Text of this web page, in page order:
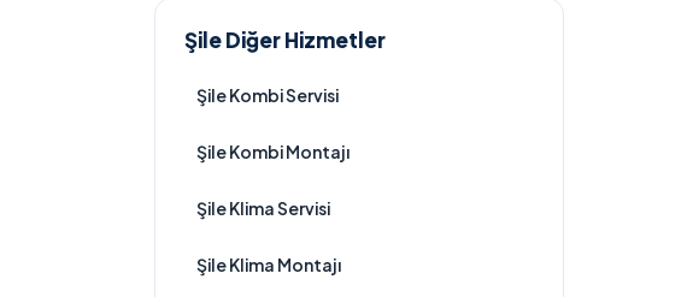
Şile Diğer Hizmetler
Şile Kombi Servisi
Şile Kombi Montajı
Şile Klima Servisi
Şile Klima Montajı